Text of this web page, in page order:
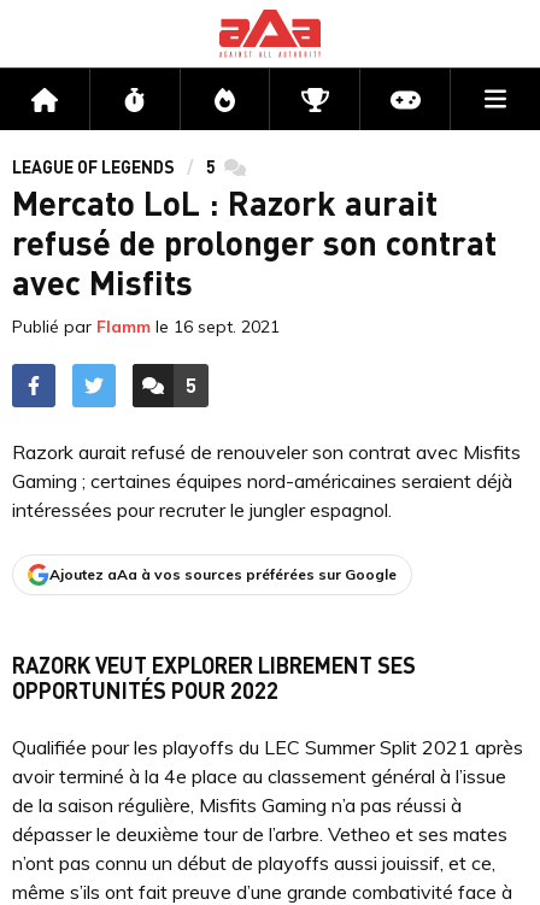
Accueil Flux Directs CompétitionsActu jeux
LEAGUE OF LEGENDS 5 commentaires
Mercato LoL : Razork aurait
refusé de prolonger son contrat
avec Misfits
Publié par Flamm le 16 sept. 2021
ACCÉDER AUX
5
COMMENTAIRES
Razork aurait refusé de renouveler son contrat avec Misfits
Gaming ; certaines équipes nord-américaines seraient déjà
intéressées pour recruter le jungler espagnol.
Ajoutez aAa à vos sources préférées sur Google
RAZORK VEUT EXPLORER LIBREMENT SES
OPPORTUNITÉS POUR 2022
Qualifiée pour les playoffs du LEC Summer Split 2021 après
avoir terminé à la 4e place au classement général à l’issue
de la saison régulière, Misfits Gaming n’a pas réussi à
dépasser le deuxième tour de l’arbre. Vetheo et ses mates
n’ont pas connu un début de playoffs aussi jouissif, et ce,
même s’ils ont fait preuve d’une grande combativité face à